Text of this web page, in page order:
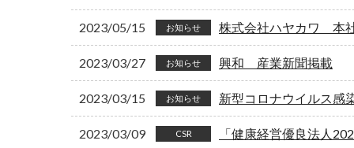
2023/05/15 お知らせ 株式会社ハヤカワ 本
2023/03/27 お知らせ 興和 産業新聞掲載
2023/03/15 お知らせ 新型コロナウイルス感
2023/03/09 CSR 「健康経営優良法人